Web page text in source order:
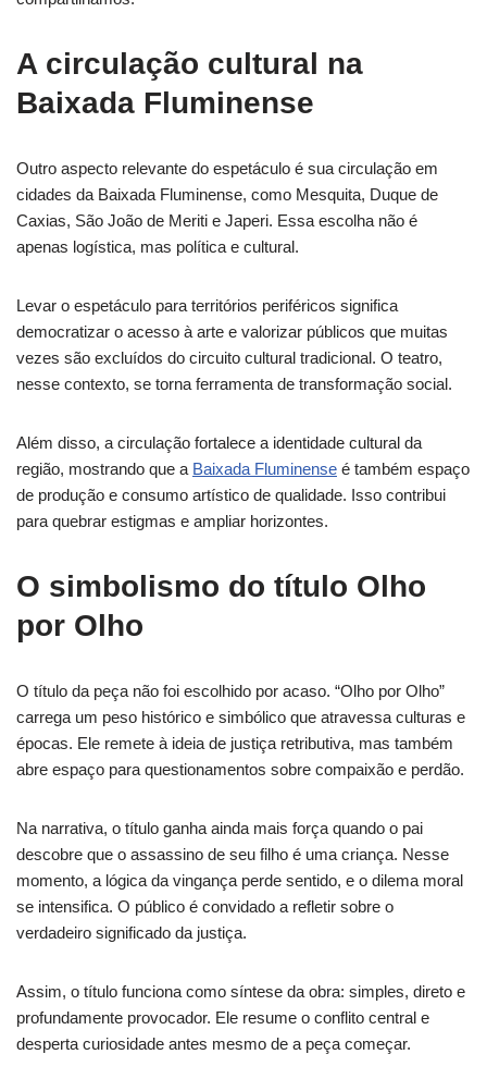
A circulação cultural na
Baixada Fluminense
Outro aspecto relevante do espetáculo é sua circulação em
cidades da Baixada Fluminense, como Mesquita, Duque de
Caxias, São João de Meriti e Japeri. Essa escolha não é
apenas logística, mas política e cultural.
Levar o espetáculo para territórios periféricos significa
democratizar o acesso à arte e valorizar públicos que muitas
vezes são excluídos do circuito cultural tradicional. O teatro,
nesse contexto, se torna ferramenta de transformação social.
Além disso, a circulação fortalece a identidade cultural da
região, mostrando que a Baixada Fluminense é também espaço
de produção e consumo artístico de qualidade. Isso contribui
para quebrar estigmas e ampliar horizontes.
O simbolismo do título Olho
por Olho
O título da peça não foi escolhido por acaso. “Olho por Olho”
carrega um peso histórico e simbólico que atravessa culturas e
épocas. Ele remete à ideia de justiça retributiva, mas também
abre espaço para questionamentos sobre compaixão e perdão.
Na narrativa, o título ganha ainda mais força quando o pai
descobre que o assassino de seu filho é uma criança. Nesse
momento, a lógica da vingança perde sentido, e o dilema moral
se intensifica. O público é convidado a refletir sobre o
verdadeiro significado da justiça.
Assim, o título funciona como síntese da obra: simples, direto e
profundamente provocador. Ele resume o conflito central e
desperta curiosidade antes mesmo de a peça começar.